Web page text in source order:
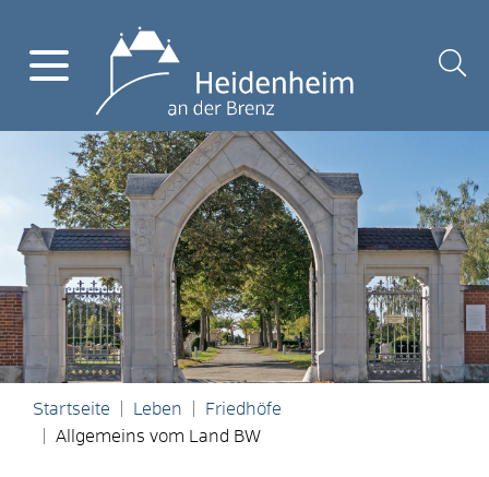
Startseite Leben
Friedhöfe
Allgemeins vom Land BW